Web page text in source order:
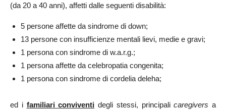
(da 20 a 40 anni), affetti dalle seguenti disabilità:
5 persone affette da sindrome di down;
13 persone con insufficienze mentali lievi, medie e gravi;
1 persona con sindrome di w.a.r.g.;
1 persona affette da celebropatia congenita;
1 persona con sindrome di cordelia deleha;
ed i familiari conviventi degli stessi, principalicaregivers a